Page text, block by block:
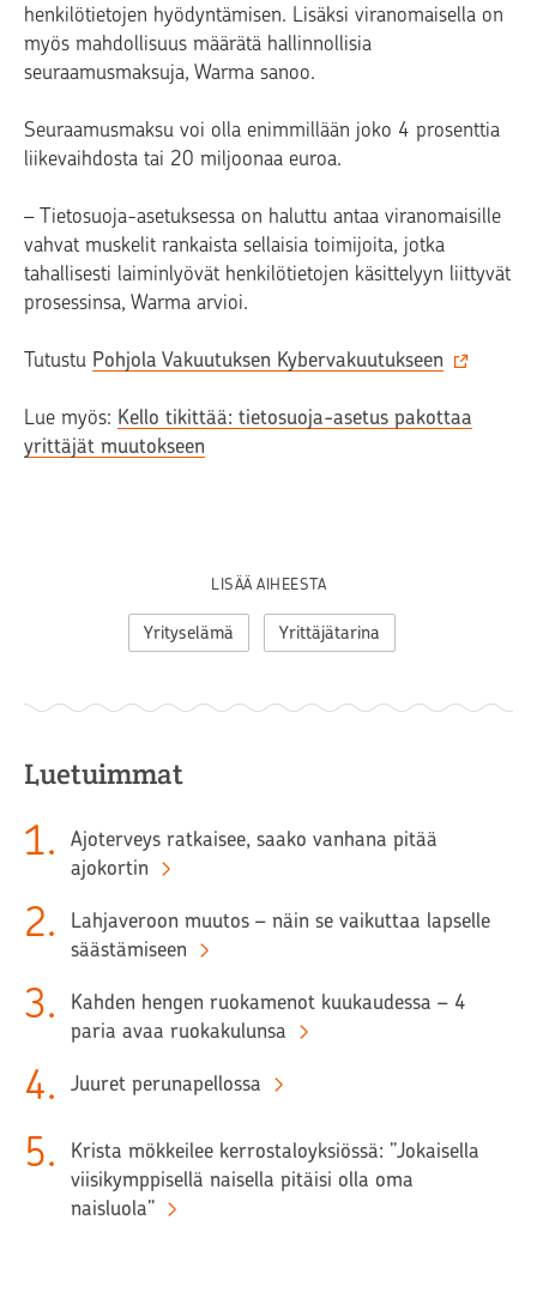
henkilötietojen hyödyntämisen. Lisäksi viranomaisella on
myös mahdollisuus määrätä hallinnollisia
seuraamusmaksuja, Warma sanoo.
Seuraamusmaksu voi olla enimmillään joko 4 prosenttia
liikevaihdosta tai 20 miljoonaa euroa.
– Tietosuoja-asetuksessa on haluttu antaa viranomaisille
vahvat muskelit rankaista sellaisia toimijoita, jotka
tahallisesti laiminlyövät henkilötietojen käsittelyyn liittyvät
prosessinsa, Warma arvioi.
Tutustu Pohjola Vakuutuksen Kybervakuutukseen
Lue myös: Kello tikittää: tietosuoja-asetus pakottaa
yrittäjät muutokseen
LISÄÄ AIHEESTA
Yrityselämä Yrittäjätarina
Luetuimmat
1.
Ajoterveys ratkaisee, saako vanhana pitää
ajokortin
2.
Lahjaveroon muutos – näin se vaikuttaa lapselle
säästämiseen
3.
Kahden hengen ruokamenot kuukaudessa – 4
paria avaa ruokakulunsa
4. Juuret perunapellossa
5.
Krista mökkeilee kerrostaloyksiössä: ”Jokaisella
viisikymppisellä naisella pitäisi olla oma
naisluola”